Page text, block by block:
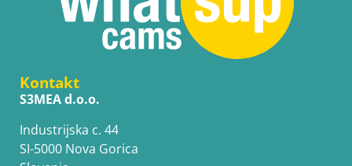
Kontakt
S3MEA d.o.o.
Industrijska c. 44
SI-5000 Nova Gorica